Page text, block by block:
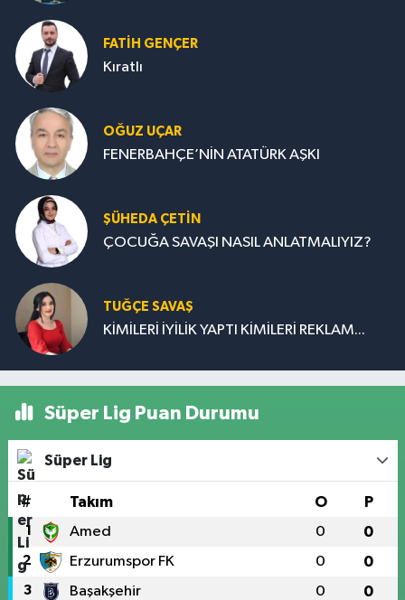
FATIH GENÇER
Kıratlı
OĞUZ UÇAR
FENERBAHÇE’NİN ATATÜRK AŞKI
ŞÜHEDA ÇETİN
ÇOCUĞA SAVAŞI NASIL ANLATMALIYIZ?
TUĞÇE SAVAŞ
KİMİLERİ İYİLİK YAPTI KİMİLERİ REKLAM...
Süper Lig Puan Durumu
Süper Lig
# Takım O P
1 Amed 0 0
2 Erzurumspor FK 0 0
3 Başakşehir 0 0